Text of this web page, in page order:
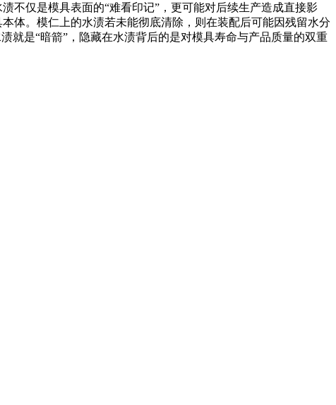
仅是模具表面的“难看印记”，更可能对后续生产造成直接影
体。模仁上的水渍若未能彻底清除，则在装配后可能因残留水分
就是“暗箭”，隐藏在水渍背后的是对模具寿命与产品质量的双重